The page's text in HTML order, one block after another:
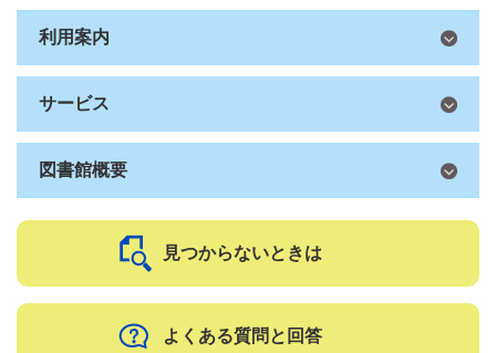
利用案内
サービス
図書館概要
見つからないときは
よくある質問と回答